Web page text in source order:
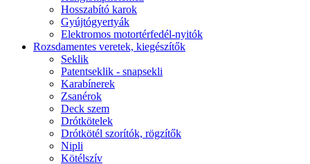
Hosszabító karok
Gyújtógyertyák
Elektromos motortérfedél-nyitók
Rozsdamentes veretek, kiegészítők
Seklik
Patentseklik - snapsekli
Karabínerek
Zsanérok
Deck szem
Drótkötelek
Drótkötél szorítók, rögzítők
Nipli
Kötélszív